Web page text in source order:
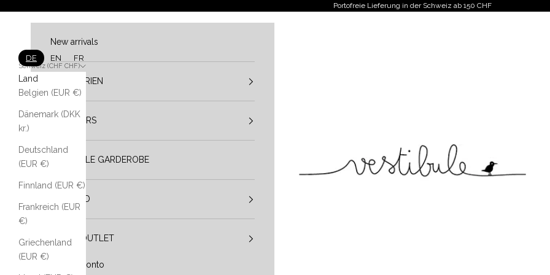
Portofreie Lieferung in der Schweiz ab 150 CHF
Schweiz (CHF CHF)
Land
Belgien (EUR €)
Dänemark (DKK
kr.)
Deutschland
(EUR €)
Finnland (EUR €)
Frankreich (EUR
€)
Griechenland
(EUR €)
New arrivals
KATEGORIEN
DESIGNERS
VESTIBULE GARDEROBE
IM TREND
SALE / OUTLET
Mein Konto
DE EN FR